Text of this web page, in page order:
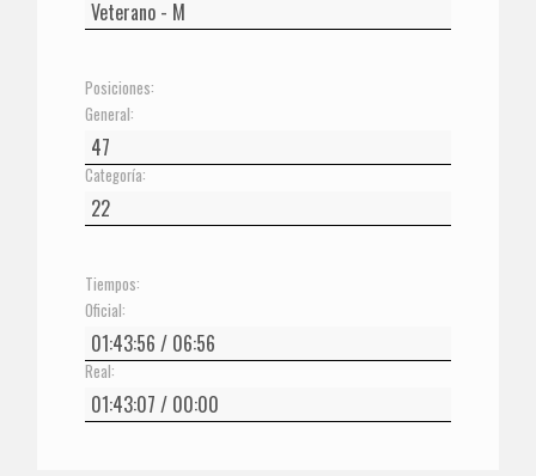
Posiciones:
General:
Categoría:
Tiempos:
Oficial:
Real: